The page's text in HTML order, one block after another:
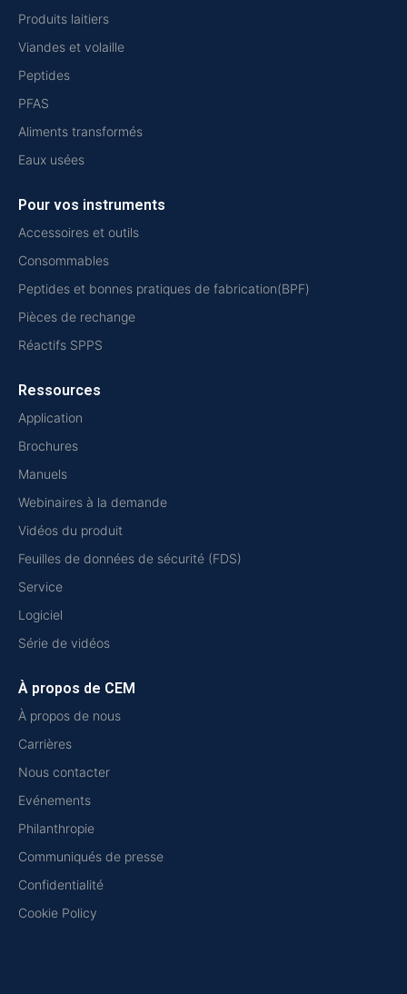
Produits laitiers
Viandes et volaille
Peptides
PFAS
Aliments transformés
Eaux usées
Pour vos instruments
Accessoires et outils
Consommables
Peptides et bonnes pratiques de fabrication(BPF)
Pièces de rechange
Réactifs SPPS
Ressources
Application
Brochures
Manuels
Webinaires à la demande
Vidéos du produit
Feuilles de données de sécurité (FDS)
Service
Logiciel
Série de vidéos
À propos de CEM
À propos de nous
Carrières
Nous contacter
Evénements
Philanthropie
Communiqués de presse
Confidentialité
Cookie Policy